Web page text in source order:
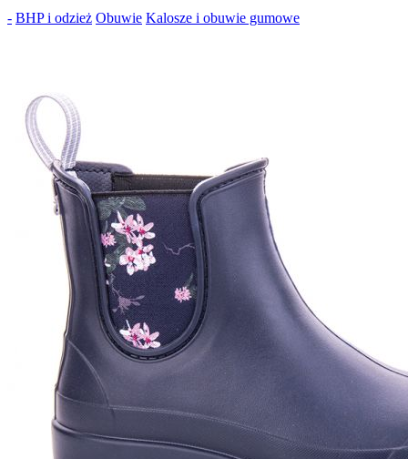
- BHP i odzież Obuwie Kalosze i obuwie gumowe